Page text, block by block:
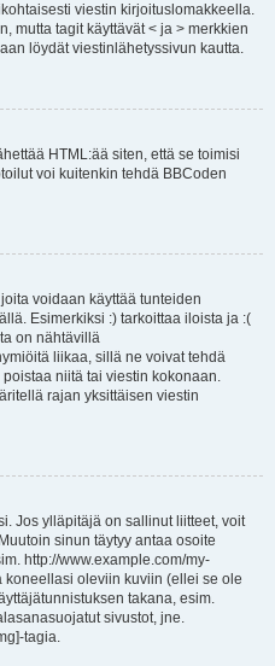
viestin kirjoituslomakkeella.
mutta tagit käyttävät < ja > merkkien
löydät viestinlähetyssivun kautta.
HTML:ää siten, että se toimisi
voi kuitenkin tehdä BBCoden
voidaan käyttää tunteiden
Esimerkiksi :) tarkoittaa iloista ja :(
on nähtävillä
liikaa, sillä ne voivat tehdä
niitä tai viestin kokonaan.
rajan yksittäisen viestin
Jos ylläpitäjä on sallinut liitteet, voit
sinun täytyy antaa osoite
http://www.example.com/my-
koneellasi oleviin kuviin (ellei se ole
takana, esim.
sivustot, jne.
tagia.